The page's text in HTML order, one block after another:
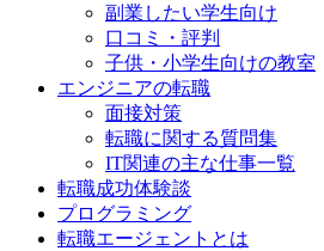
副業したい学生向け
口コミ・評判
子供・小学生向けの教室
エンジニアの転職
面接対策
転職に関する質問集
IT関連の主な仕事一覧
転職成功体験談
プログラミング
転職エージェントとは